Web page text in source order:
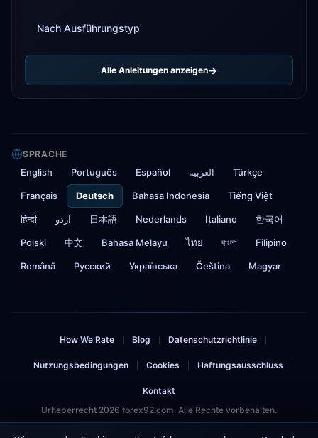
Nach Ausführungstyp
Alle Anleitungen anzeigen
SPRACHE
English Português Español العربية Türkçe
Français Deutsch Bahasa Indonesia Tiếng Việt
हिन्दी اردو 日本語 Nederlands Italiano 한국어
Polski 中文 Bahasa Melayu ไทย বাংলা Filipino
Română Русский Українська Čeština Magyar
How We Rate Blog Datenschutzrichtlinie
Nutzungsbedingungen Cookies Haftungsausschluss
Kontakt
Urheberrecht 2026 forex92.com. Alle Rechte vorbehalten.
Risikohinweis: Der Handel mit Forex und CFDs birgt ein erhebliches Risiko und